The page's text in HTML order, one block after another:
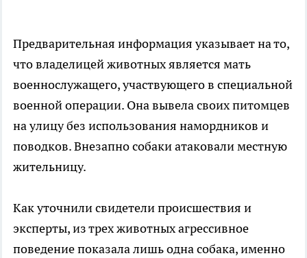
Предварительная информация указывает на то,
что владелицей животных является мать
военнослужащего, участвующего в специальной
военной операции. Она вывела своих питомцев
на улицу без использования намордников и
поводков. Внезапно собаки атаковали местную
жительницу.
Как уточнили свидетели происшествия и
эксперты, из трех животных агрессивное
поведение показала лишь одна собака, именно